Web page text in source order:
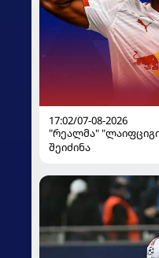
17:02/07-08-2026
"რეალმა"
შეიძინა